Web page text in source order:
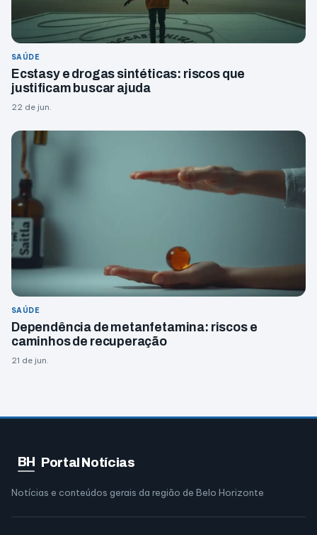
SAÚDE
Ecstasy e drogas sintéticas: riscos que
justificam buscar ajuda
22 de jun.
SAÚDE
Dependência de metanfetamina: riscos e
caminhos de recuperação
21 de jun.
BH Portal Notícias
Notícias e conteúdos gerais da região de Belo Horizonte